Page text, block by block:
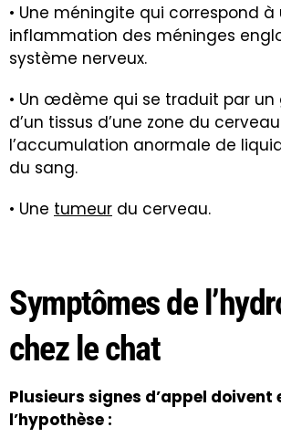
• Une méningite qui correspond à
inflammation des méninges
système nerveux.
• Un œdème qui se traduit par
d’un tissus d’une zone du
l’accumulation anormale de
du sang.
• Une tumeur du cerveau.
Symptômes de
chez le chat
Plusieurs signes d’appel doivent
l’hypothèse :